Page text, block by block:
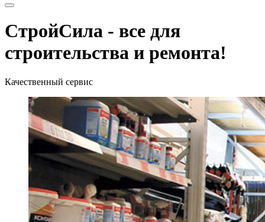
СтройСила - все для
строительства и ремонта!
Качественный сервис